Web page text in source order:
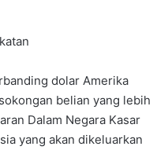
dolar Amerika
belian yang lebih
Dalam Negara Kasar
yang akan dikeluarkan